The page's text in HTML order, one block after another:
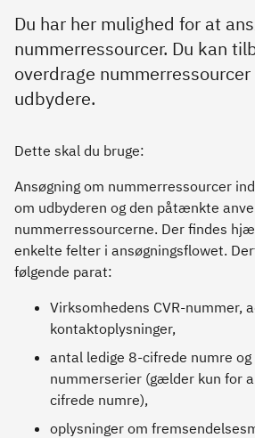
Du har her mulighed for at
nummerressourcer. Du kan
overdrage
udbydere.
Dette skal du bruge:
Ansøgning om nummerressourcer
om udbyderen og den påtænkte
nummerressourcerne. Der findes
enkelte felter i ansøgningsflowet.
følgende parat:
Virksomhedens CVR-nummer,
kontaktoplysninger,
antal ledige 8-cifrede numre og
nummerserier (gælder kun for
cifrede numre),
oplysninger om